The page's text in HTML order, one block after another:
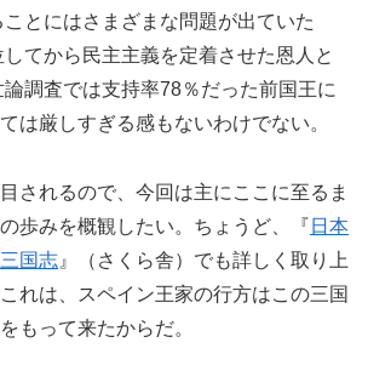
とにはさまざまな問題が出ていた
てから民主主義を定着させた恩人と
調査では支持率78％だった前国王に
は厳しすぎる感もないわけでない。
されるので、今回は主にここに至るま
歩みを概観したい。ちょうど、『 日本
国志 』（さくら舎）でも詳しく取り上
れは、スペイン王家の行方はこの三国
もって来たからだ。